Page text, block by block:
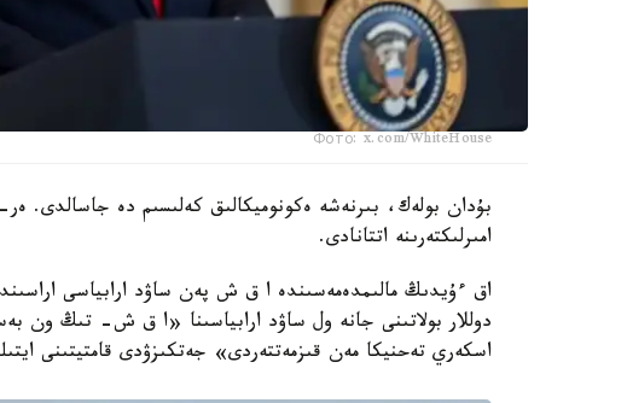
Фото: x.com/WhiteHouse
بۇدان بولەك، بىرنەشە ەكونوميكالىق كەلىسىم دە جاسالدى.
امىرلىكتەرىنە اتتانادى.
دوللار بولاتىنى جانە ول ساۋد ارابياسىنا «ا ق ش- تىڭ ون
اسكەري تەحنيكا مەن قىزمەتتەردى» جەتكىزۋدى قامتيتىنى